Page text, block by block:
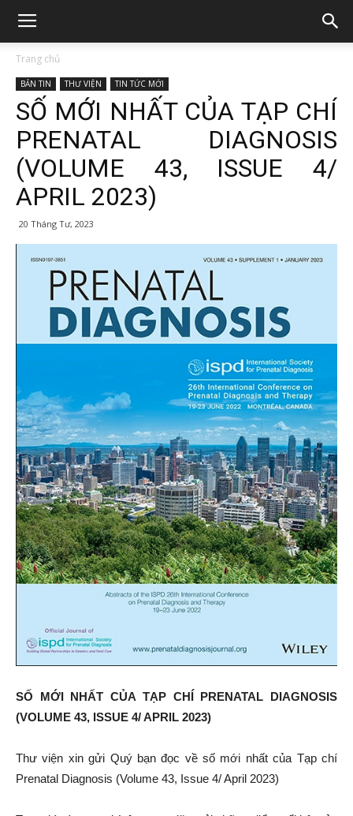
Trang chủ
BẢN TIN THƯ VIỆN TIN TỨC MỚI
SỐ MỚI NHẤT CỦA TẠP CHÍ
PRENATAL DIAGNOSIS
(VOLUME 43, ISSUE 4/
APRIL 2023)
20 Tháng Tư, 2023
SỐ MỚI NHẤT CỦA TẠP CHÍ PRENATAL DIAGNOSIS
(VOLUME 43, ISSUE 4/ APRIL 2023)
Thư viện xin gửi Quý bạn đọc về số mới nhất của Tạp chí
Prenatal Diagnosis (Volume 43, Issue 4/ April 2023)